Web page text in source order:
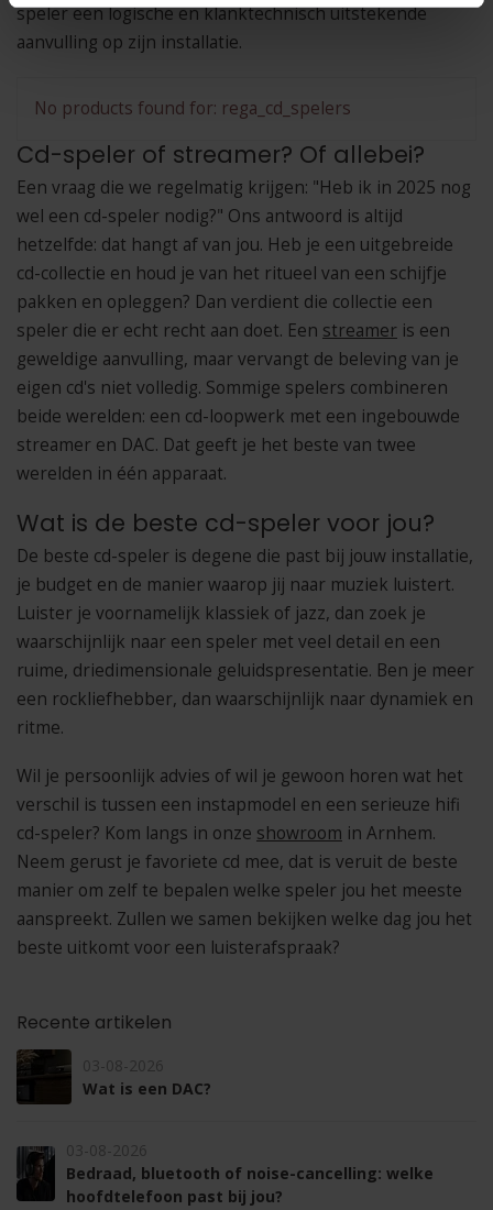
speler een logische en klanktechnisch uitstekende
aanvulling op zijn installatie.
No products found for: rega_cd_spelers
Cd-speler of streamer? Of allebei?
Een vraag die we regelmatig krijgen: "Heb ik in 2025 nog
wel een cd-speler nodig?" Ons antwoord is altijd
hetzelfde: dat hangt af van jou. Heb je een uitgebreide
cd-collectie en houd je van het ritueel van een schijfje
pakken en opleggen? Dan verdient die collectie een
speler die er echt recht aan doet. Een streamer is een
geweldige aanvulling, maar vervangt de beleving van je
eigen cd's niet volledig. Sommige spelers combineren
beide werelden: een cd-loopwerk met een ingebouwde
streamer en DAC. Dat geeft je het beste van twee
werelden in één apparaat.
Wat is de beste cd-speler voor jou?
De beste cd-speler is degene die past bij jouw installatie,
je budget en de manier waarop jij naar muziek luistert.
Luister je voornamelijk klassiek of jazz, dan zoek je
waarschijnlijk naar een speler met veel detail en een
ruime, driedimensionale geluidspresentatie. Ben je meer
een rockliefhebber, dan waarschijnlijk naar dynamiek en
ritme.
Wil je persoonlijk advies of wil je gewoon horen wat het
verschil is tussen een instapmodel en een serieuze hifi
cd-speler? Kom langs in onze showroom in Arnhem.
Neem gerust je favoriete cd mee, dat is veruit de beste
manier om zelf te bepalen welke speler jou het meeste
aanspreekt. Zullen we samen bekijken welke dag jou het
beste uitkomt voor een luisterafspraak?
Recente artikelen
03-08-2026
Wat is een DAC?
03-08-2026
Bedraad, bluetooth of noise-cancelling: welke
hoofdtelefoon past bij jou?